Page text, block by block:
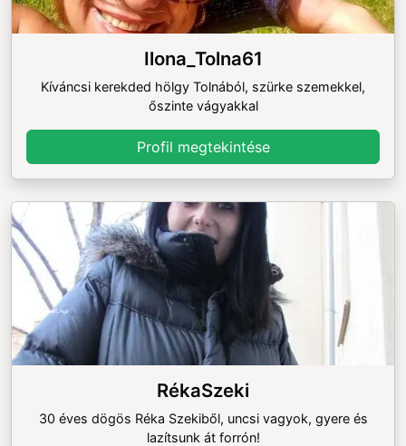
Ilona_Tolna61
Kíváncsi kerekded hölgy Tolnából, szürke szemekkel,
őszinte vágyakkal
Profil megtekintése
RékaSzeki
30 éves dögös Réka Szekiből, uncsi vagyok, gyere és
lazítsunk át forrón!